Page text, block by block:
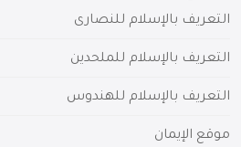
التعريف بالإسلام للنصارى
التعريف بالإسلام للملحدين
التعريف بالإسلام للهندوس
موقع الإيمان